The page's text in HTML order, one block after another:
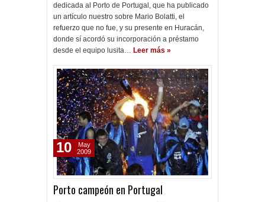
dedicada al Porto de Portugal, que ha publicado
un artículo nuestro sobre Mario Bolatti, el
refuerzo que no fue, y su presente en Huracán,
donde sí acordó su incorporación a préstamo
desde el equipo lusita… Leer más »
Porto campeón en Portugal
10
May
2009